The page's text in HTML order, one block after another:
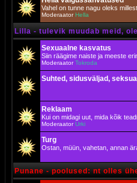
Vahel on tunne nagu oleks
Moderaator Hella
Lilla - tulevik muudab meid,
Sexuaalne kasvatus
Siin räägime naiste ja meeste
ModeraatorTokroda
Suhted, sidusväljad,
Reklaam
Kui on midagi uut, mida kõik
ModeraatorUrki
Turg
Ostan, müün, vahetan, annan
Punane - poolused: nt olles